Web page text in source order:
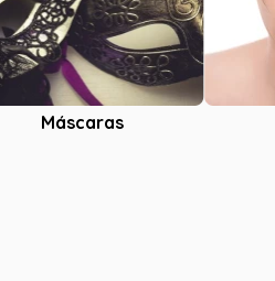
Máscaras